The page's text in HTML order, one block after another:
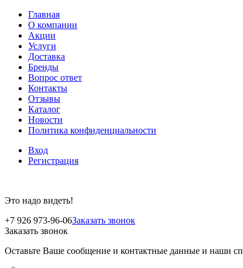
Главная
О компании
Акции
Услуги
Доставка
Бренды
Вопрос ответ
Контакты
Отзывы
Каталог
Новости
Политика конфиденциальности
Вход
Регистрация
Это надо видеть!
+7 926 973-96-06Заказать звонок
Заказать звонок
Оставьте Ваше сообщение и контактные данные и наши